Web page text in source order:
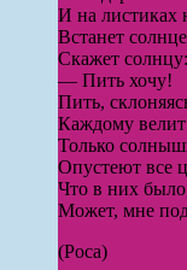
И на листиках
Встанет
Скажет солнцу:
— Пить хочу!
Пить,
Каждому велит
Только
Опустеют все
Что в них
Может, мне
(Роса)